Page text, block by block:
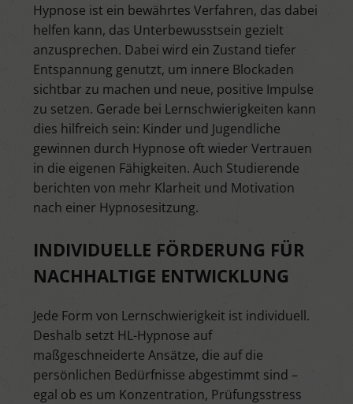
Hypnose ist ein bewährtes Verfahren, das dabei
helfen kann, das Unterbewusstsein gezielt
anzusprechen. Dabei wird ein Zustand tiefer
Entspannung genutzt, um innere Blockaden
sichtbar zu machen und neue, positive Impulse
zu setzen. Gerade bei Lernschwierigkeiten kann
dies hilfreich sein: Kinder und Jugendliche
gewinnen durch Hypnose oft wieder Vertrauen
in die eigenen Fähigkeiten. Auch Studierende
berichten von mehr Klarheit und Motivation
nach einer Hypnosesitzung.
INDIVIDUELLE FÖRDERUNG FÜR
NACHHALTIGE ENTWICKLUNG
Jede Form von Lernschwierigkeit ist individuell.
Deshalb setzt HL-Hypnose auf
maßgeschneiderte Ansätze, die auf die
persönlichen Bedürfnisse abgestimmt sind –
egal ob es um Konzentration, Prüfungsstress